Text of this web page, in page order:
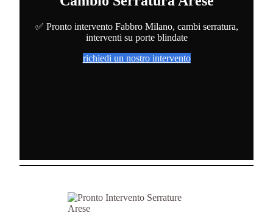
✅ Pronto intervento Fabbro Milano, cambi serratura,
interventi su porte blindate
richiedi un nostro intervento